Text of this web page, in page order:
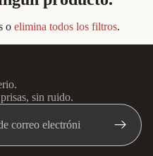
Regalos
o elimina todos los filtros.
sin ruido.